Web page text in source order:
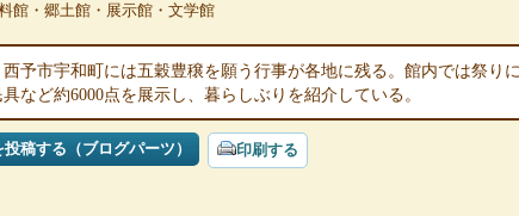
館・郷土館・展示館・文学館
予市宇和町には五穀豊穣を願う行事が各地に残る。館内では祭り
など約6000点を展示し、暮らしぶりを紹介している。
稿する（ブログパーツ） 印刷する